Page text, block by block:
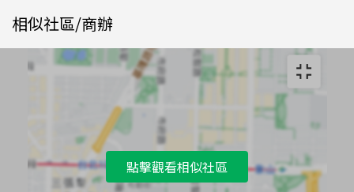
相似社區/商辦
點擊觀看相似社區